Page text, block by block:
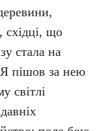
східці, що
стала на
пішов за нею
світлі